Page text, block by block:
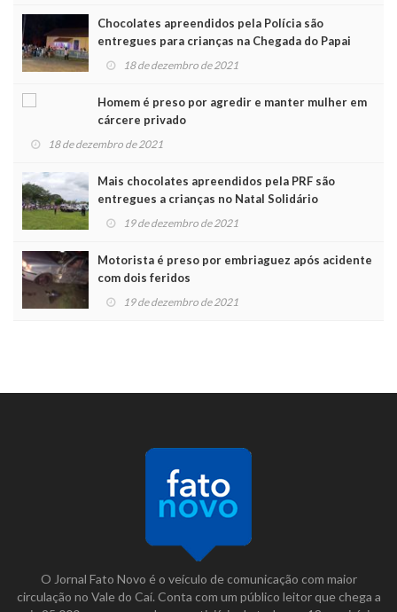
Chocolates apreendidos pela Polícia são
entregues para crianças na Chegada do Papai
Noel
18 de dezembro de 2021
Homem é preso por agredir e manter mulher em
cárcere privado
18 de dezembro de 2021
Mais chocolates apreendidos pela PRF são
entregues a crianças no Natal Solidário
19 de dezembro de 2021
Motorista é preso por embriaguez após acidente
com dois feridos
19 de dezembro de 2021
O Jornal Fato Novo é o veículo de comunicação com maior
circulação no Vale do Caí. Conta com um público leitor que chega a